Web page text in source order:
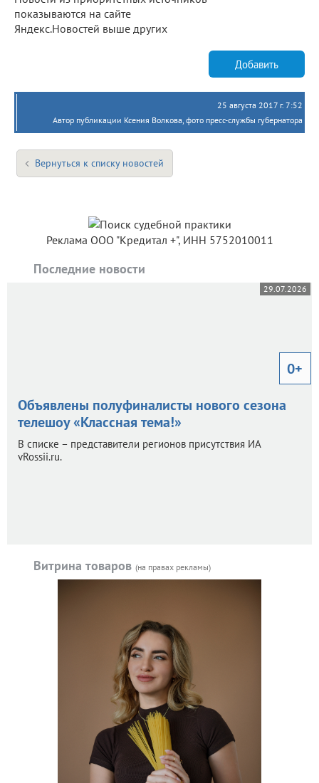
показываются на сайте
Яндекс.Новостей выше других
Добавить
25 августа 2017 г. 7:52
Автор публикации Ксения Волкова, фото пресс-службы губернатора
Вернуться к списку новостей
Реклама ООО "Кредитал +", ИНН 5752010011
Последние новости
29.07.2026
0+
Объявлены полуфиналисты нового сезона
телешоу «Классная тема!»
В списке – представители регионов присутствия ИА
vRossii.ru.
Витрина товаров (на правах рекламы)